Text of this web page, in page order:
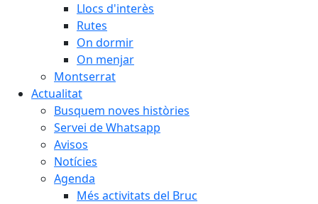
Llocs d'interès
Rutes
On dormir
On menjar
Montserrat
Actualitat
Busquem noves històries
Servei de Whatsapp
Avisos
Notícies
Agenda
Més activitats del Bruc